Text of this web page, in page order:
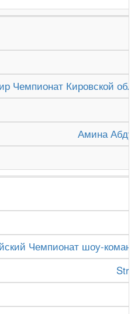
Чемпионат Кировской
Амина
Чемпионат шоу-